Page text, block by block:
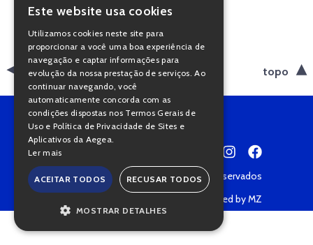
voltar topo
Copyright © 2022 • Todos os direitos reservados
Powered by MZ
PORTUGUESE
Este website usa cookies
Utilizamos cookies neste site para
proporcionar a você uma boa experiência de
navegação e captar informações para
evolução da nossa prestação de serviços. Ao
continuar navegando, você
automaticamente concorda com as
condições dispostas nos Termos Gerais de
Uso e Política de Privacidade de Sites e
Aplicativos da Aegea.
Ler mais
ACEITAR TODOS RECUSAR TODOS
MOSTRAR DETALHES